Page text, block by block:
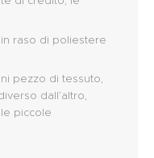
raso di poliestere
pezzo di tessuto,
dall’altro,
piccole